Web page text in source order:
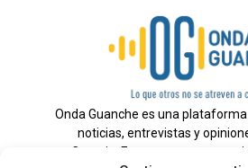
Onda Guanche es una
noticias, entrevistas y
Canaria. Estamos